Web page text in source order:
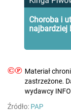
Choroba i
najbardziej
©℗ Materiał
zastrzeżone.
wydawcy
Źródło: PAP